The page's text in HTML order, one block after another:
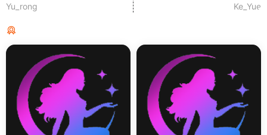
Yu_rong Ke_Yue